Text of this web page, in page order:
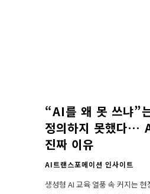
“AI를 왜 못 쓰냐”
정의하지 못했다…
진짜 이유
AI트랜스포메이션 인사이트
생성형 AI 교육 열풍 속 커지는 현장의 피로감 최근 국